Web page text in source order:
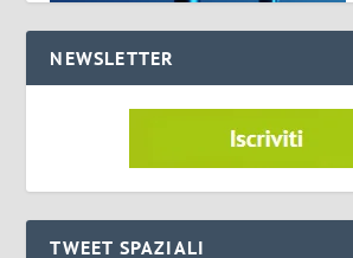
NEWSLETTER
TWEET SPAZIALI